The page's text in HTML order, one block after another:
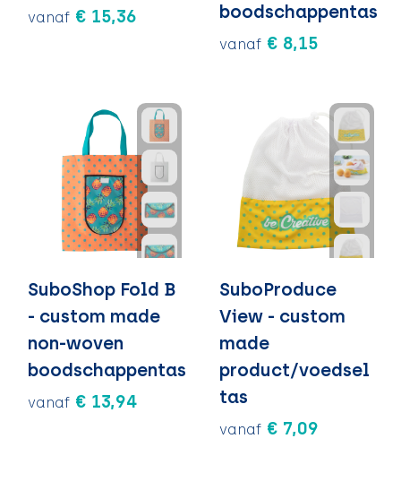
vanaf € 15,36
boodschappentas
vanaf € 8,15
SuboShop Fold B
- custom made
non-woven
boodschappentas
vanaf € 13,94
SuboProduce
View - custom
made
product/voedsel
tas
vanaf € 7,09